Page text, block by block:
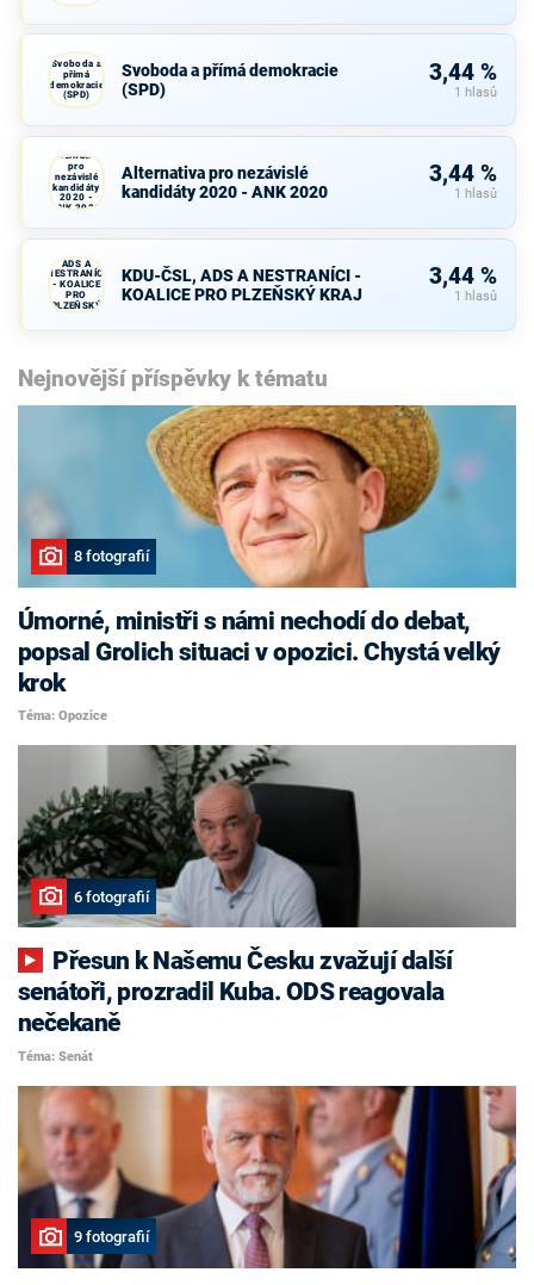
Svoboda a
přímá
demokracie
(SPD)
Svoboda a přímá demokracie
(SPD)
3,44 %
1 hlasů
Alternativa
pro
nezávislé
kandidáty
2020 -
ANK 2020
Alternativa pro nezávislé
kandidáty 2020 - ANK 2020
3,44 %
1 hlasů
ADS A
NESTRANÍCI
- KOALICE
PRO
PLZEŇSKÝ
KRAJ
KDU-ČSL, ADS A NESTRANÍCI -
KOALICE PRO PLZEŇSKÝ KRAJ
3,44 %
1 hlasů
Nejnovější příspěvky k tématu
8 fotografií
Úmorné, ministři s námi nechodí do debat,
popsal Grolich situaci v opozici. Chystá velký
krok
Téma: Opozice
6 fotografií
senátoři, prozradil Kuba. ODS reagovala
nečekaně
Téma: Senát
9 fotografií